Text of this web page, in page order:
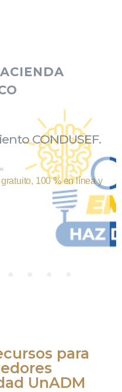
CONDUSEF.
100 % en línea y
para
UnADM